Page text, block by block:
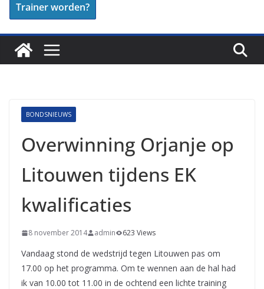
Trainer worden?
BONDSNIEUWS
Overwinning Orjanje op
Litouwen tijdens EK
kwalificaties
8 november 2014 admin 623 Views
Vandaag stond de wedstrijd tegen Litouwen pas om
17.00 op het programma. Om te wennen aan de hal had
ik van 10.00 tot 11.00 in de ochtend een lichte training